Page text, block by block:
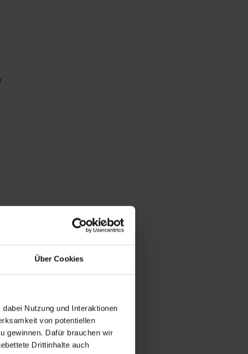
Über Cookies
Nutzung und Interaktionen
von potentiellen
gewinnen. Dafür brauchen wir
Drittinhalte auch